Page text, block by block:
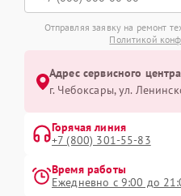
Отправляя заявку на ремонт
Политикой
Адрес сервисного
г. Чебоксары, ул.
Горячая линия
+7 (800) 301-55-83
Время работы
Ежедневно с 9:00 до